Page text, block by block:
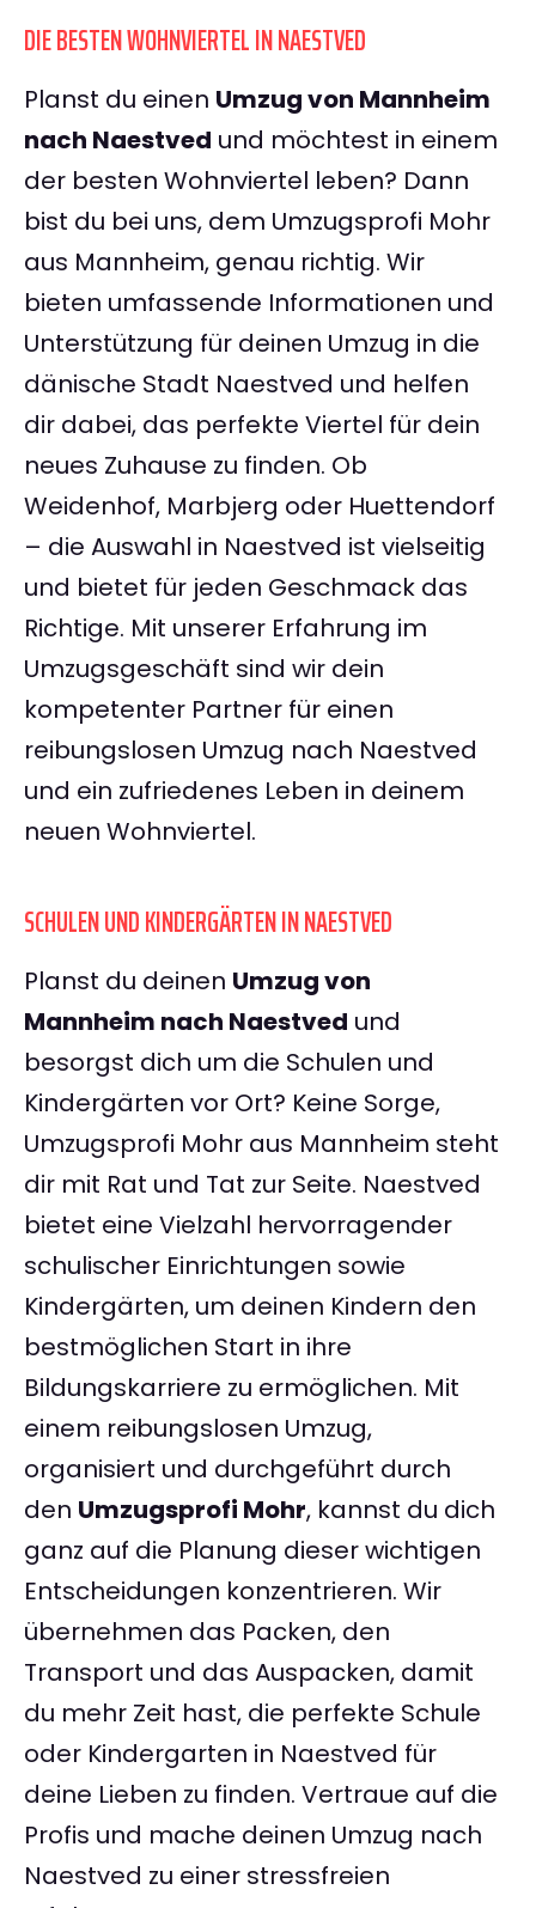
DIE BESTEN WOHNVIERTEL IN NAESTVED
Planst du einen Umzug von Mannheim
nach Naestved und möchtest in einem
der besten Wohnviertel leben? Dann
bist du bei uns, dem Umzugsprofi Mohr
aus Mannheim, genau richtig. Wir
bieten umfassende Informationen und
Unterstützung für deinen Umzug in die
dänische Stadt Naestved und helfen
dir dabei, das perfekte Viertel für dein
neues Zuhause zu finden. Ob
Weidenhof, Marbjerg oder Huettendorf
– die Auswahl in Naestved ist vielseitig
und bietet für jeden Geschmack das
Richtige. Mit unserer Erfahrung im
Umzugsgeschäft sind wir dein
kompetenter Partner für einen
reibungslosen Umzug nach Naestved
und ein zufriedenes Leben in deinem
neuen Wohnviertel.
SCHULEN UND KINDERGÄRTEN IN NAESTVED
Planst du deinen Umzug von
Mannheim nach Naestved und
besorgst dich um die Schulen und
Kindergärten vor Ort? Keine Sorge,
Umzugsprofi Mohr aus Mannheim steht
dir mit Rat und Tat zur Seite. Naestved
bietet eine Vielzahl hervorragender
schulischer Einrichtungen sowie
Kindergärten, um deinen Kindern den
bestmöglichen Start in ihre
Bildungskarriere zu ermöglichen. Mit
einem reibungslosen Umzug,
organisiert und durchgeführt durch
den Umzugsprofi Mohr, kannst du dich
ganz auf die Planung dieser wichtigen
Entscheidungen konzentrieren. Wir
übernehmen das Packen, den
Transport und das Auspacken, damit
du mehr Zeit hast, die perfekte Schule
oder Kindergarten in Naestved für
deine Lieben zu finden. Vertraue auf die
Profis und mache deinen Umzug nach
Naestved zu einer stressfreien